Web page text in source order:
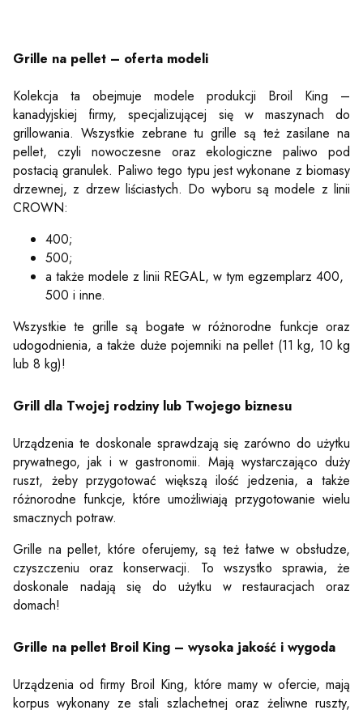
Grille na pellet – oferta modeli
Kolekcja ta obejmuje modele produkcji Broil King –
kanadyjskiej firmy, specjalizującej się w maszynach do
grillowania. Wszystkie zebrane tu grille są też zasilane na
pellet, czyli nowoczesne oraz ekologiczne paliwo pod
postacią granulek. Paliwo tego typu jest wykonane z biomasy
drzewnej, z drzew liściastych. Do wyboru są modele z linii
CROWN:
400;
500;
a także modele z linii REGAL, w tym egzemplarz 400,
500 i inne.
Wszystkie te grille są bogate w różnorodne funkcje oraz
udogodnienia, a także duże pojemniki na pellet (11 kg, 10 kg
lub 8 kg)!
Grill dla Twojej rodziny lub Twojego biznesu
Urządzenia te doskonale sprawdzają się zarówno do użytku
prywatnego, jak i w gastronomii. Mają wystarczająco duży
ruszt, żeby przygotować większą ilość jedzenia, a także
różnorodne funkcje, które umożliwiają przygotowanie wielu
smacznych potraw.
Grille na pellet, które oferujemy, są też łatwe w obsłudze,
czyszczeniu oraz konserwacji. To wszystko sprawia, że
doskonale nadają się do użytku w restauracjach oraz
domach!
Grille na pellet Broil King – wysoka jakość i wygoda
Urządzenia od firmy Broil King, które mamy w ofercie, mają
korpus wykonany ze stali szlachetnej oraz żeliwne ruszty,